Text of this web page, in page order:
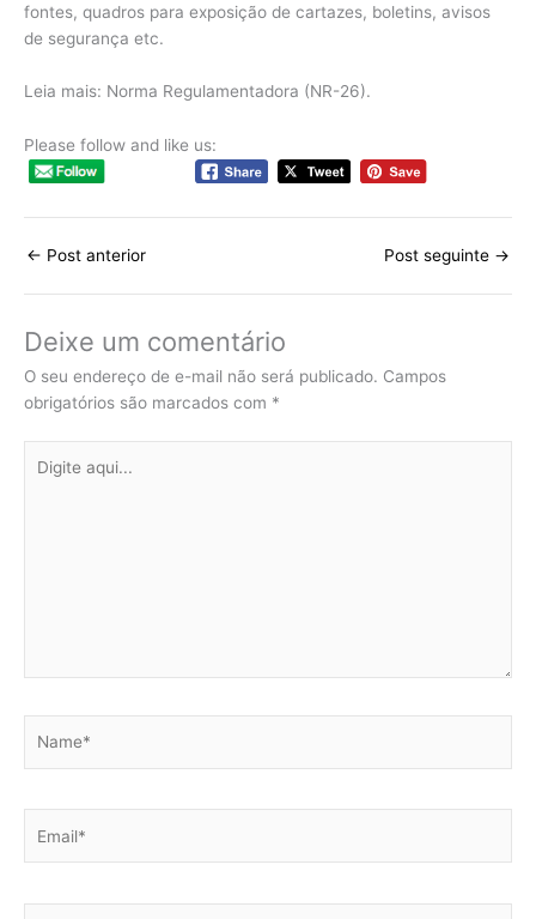
fontes, quadros para exposição de cartazes, boletins, avisos
de segurança etc.
Leia mais: Norma Regulamentadora (NR-26).
Please follow and like us:
← Post anterior Post seguinte →
Deixe um comentário
O seu endereço de e-mail não será publicado. Campos
obrigatórios são marcados com *
aqui...